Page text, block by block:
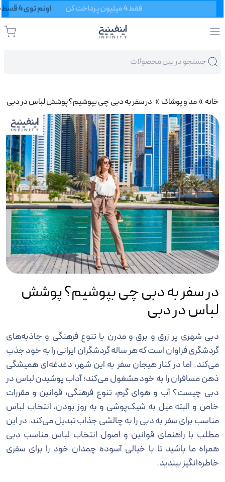
خانه » مد و پوشاک » در سفر به دبی چی بپوشیم؟ پوشش لباس در دبی
در سفر به دبی چی بپوشیم؟ پوشش
لباس در دبی
دبی شهری پر زرق و برق و مدرن با تنوع فرهنگی و جاذبه‌های
گردشگری فراوان است که هر ساله گردشگران ایرانی را به خود جذب
می‌کند. اما در کنار هیجان سفر به این شهر، دغدغه‌ای همیشگی
ذهن مسافران را به خود مشغول می‌کند؛ آداب پوشیدن لباس در
دبی چیست؟ آب و هوای گرم، تنوع فرهنگی، قوانین و مقررات
خاص و البته میل به شیک‌پوشی و به روز بودن، انتخاب لباس
مناسب برای سفر به دبی را به چالشی جذاب تبدیل می‌کند. در این
مطلب با راهنمای قوانین و اصول انتخاب لباس مناسب دبی
همراه ما باشید تا با خیالی آسوده چمدان خود را برای سفری
خاطره‌انگیز ببندید.